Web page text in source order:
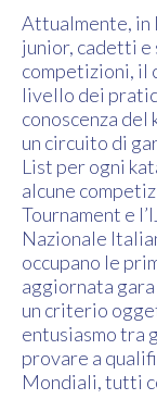
Attualmente, in
junior, cadetti e
competizioni, il
livello dei
conoscenza
un circuito di
List per ogni
alcune
Tournament e
Nazionale
occupano le
aggiornata
un criterio
entusiasmo tra
provare a
Mondiali, tutti